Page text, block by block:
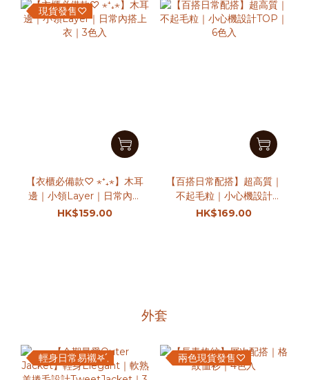
現貨發售♡
【衣櫃必備款♡ ⋆⁺₊⋆】木耳
邊｜小領Layer｜日常內搭
上衣｜3色入
HK$159.00
【百搭日常配搭】超高質｜
不起毛粒｜小心機設計
TOP｜6色入
HK$169.00
外套
輕身日常易襯𖤐 ̖́ 兩色現貨發售♡